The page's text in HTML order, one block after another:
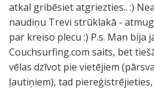
atkal gribēsiet atgriezties.. :)
naudiņu Trevi strūklakā -
par kreiso plecu :) P.s. Man bija
Couchsurfing.com saits, bet
vēlas dzīvot pie vietējiem
ļautiņiem), tad